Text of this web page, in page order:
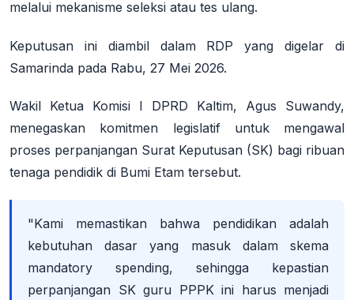
melalui mekanisme seleksi atau tes ulang.
Keputusan ini diambil dalam RDP yang digelar di
Samarinda pada Rabu, 27 Mei 2026.
Wakil Ketua Komisi I DPRD Kaltim, Agus Suwandy,
menegaskan komitmen legislatif untuk mengawal
proses perpanjangan Surat Keputusan (SK) bagi ribuan
tenaga pendidik di Bumi Etam tersebut.
"Kami memastikan bahwa pendidikan adalah
kebutuhan dasar yang masuk dalam skema
mandatory spending, sehingga kepastian
perpanjangan SK guru PPPK ini harus menjadi